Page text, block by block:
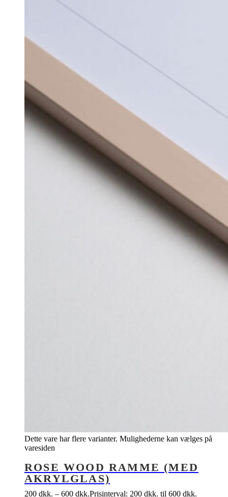
Dette vare har flere varianter. Mulighederne kan vælges på
varesiden
ROSE WOOD RAMME (MED
AKRYLGLAS)
200 dkk. – 600 dkk.Prisinterval: 200 dkk. til 600 dkk.